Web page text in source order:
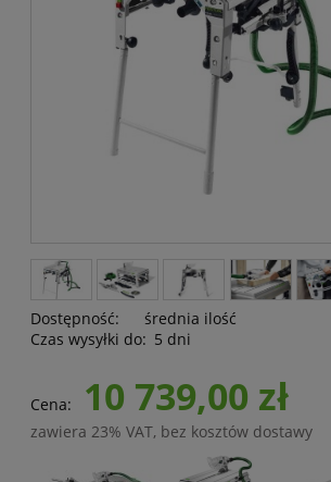
Dostępność:
średnia ilość
Czas wysyłki do: 5 dni
Cena: 10 739,00 zł
zawiera 23% VAT, bez kosztów dostawy